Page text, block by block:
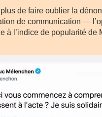
de faire oublier la
de communication —
à l’indice de popularité de